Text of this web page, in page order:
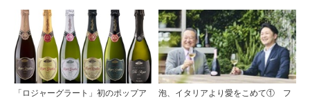
パリで開催
始
「ロジャーグラート」初のポップア
泡、イタリアより愛をこめて① フ